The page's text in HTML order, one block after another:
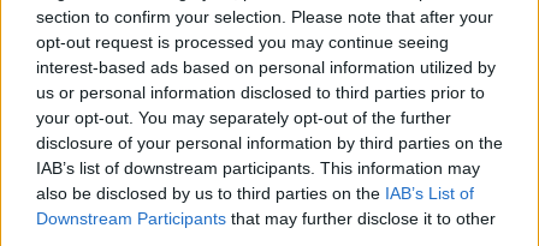
section to confirm your selection. Please note that after your
opt-out request is processed you may continue seeing
interest-based ads based on personal information utilized by
us or personal information disclosed to third parties prior to
your opt-out. You may separately opt-out of the further
disclosure of your personal information by third parties on the
IAB’s list of downstream participants. This information may
also be disclosed by us to third parties on the IAB’s List of
Downstream Participants that may further disclose it to other
Όμιλος ΔΕΗ: Νέα συμφωνία
για χαρτοφυλάκιο έργων
ΑΠΕ άνω των 2 GW σε
Πολωνία και Ουγγαρία
Τουρισμός για Όλους:
Kατάθεση αιτήσεων
τελευταίο ψηφίο του ΑΦΜ